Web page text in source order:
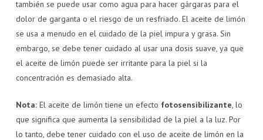
también se puede usar como agua para hacer gárgaras para el
dolor de garganta o el riesgo de un resfriado. El aceite de limón
se usa a menudo en el cuidado de la piel impura y grasa. Sin
embargo, se debe tener cuidado al usar una dosis suave, ya que
el aceite de limón puede ser irritante para la piel si la
concentración es demasiado alta.
Nota:El aceite de limón tiene un efecto fotosensibilizante , lo
que significa que aumenta la sensibilidad de la piel a la luz. Por
lo tanto, debe tener cuidado con el uso de aceite de limón en la